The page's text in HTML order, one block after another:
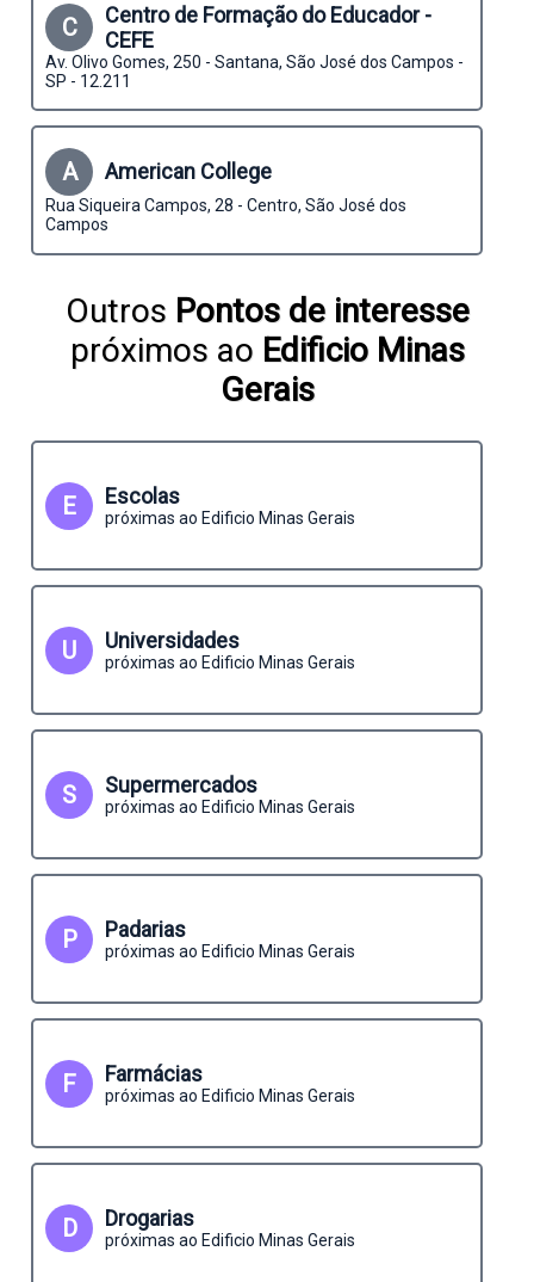
C
Centro de Formação do Educador -
CEFE
Av. Olivo Gomes, 250 - Santana, São José dos Campos -
SP - 12.211
A American College
Rua Siqueira Campos, 28 - Centro, São José dos
Campos
Outros Pontos de interesse
próximos ao Edificio Minas
Gerais
E Escolas
próximas ao Edificio Minas Gerais
U Universidades
próximas ao Edificio Minas Gerais
S Supermercados
próximas ao Edificio Minas Gerais
P Padarias
próximas ao Edificio Minas Gerais
F Farmácias
próximas ao Edificio Minas Gerais
D Drogarias
próximas ao Edificio Minas Gerais